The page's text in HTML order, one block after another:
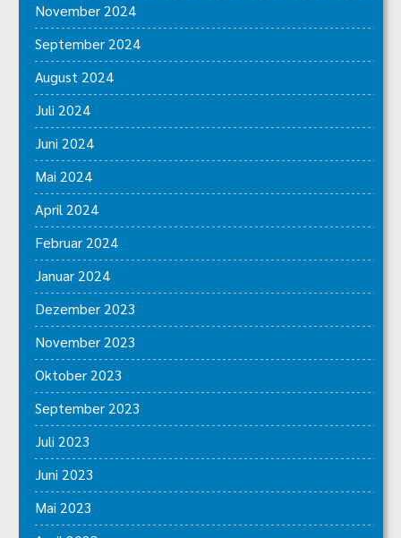
November 2024
September 2024
August 2024
Juli 2024
Juni 2024
Mai 2024
April 2024
Februar 2024
Januar 2024
Dezember 2023
November 2023
Oktober 2023
September 2023
Juli 2023
Juni 2023
Mai 2023